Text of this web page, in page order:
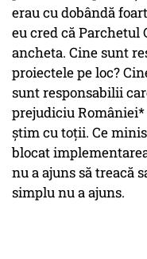
erau cu dobândă
eu cred că Parchetul
ancheta. Cine sunt
proiectele pe loc?
sunt responsabilii
prejudiciu României*
ştim cu toţii. Ce
blocat
nu a ajuns să treacă
simplu nu a ajuns.